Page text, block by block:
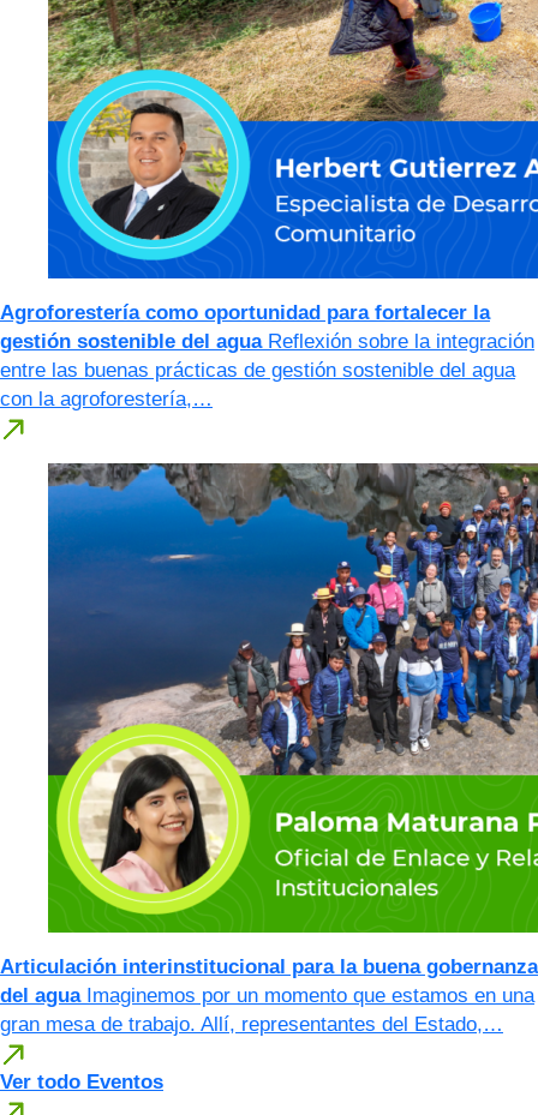
Agroforestería como oportunidad para fortalecer la
gestión sostenible del agua Reflexión sobre la integración
entre las buenas prácticas de gestión sostenible del agua
con la agroforestería,…
Articulación interinstitucional para la buena gobernanza
del agua Imaginemos por un momento que estamos en una
gran mesa de trabajo. Allí, representantes del Estado,…
Ver todo Eventos